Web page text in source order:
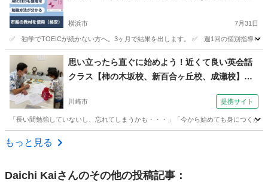
横浜市 7月31日
✅ 独学でTOEICが続かない方へ。3ヶ月で結果を出します。 ✅ 週1回の個別指導+
神奈川 横浜市 TOEIC(R)テスト 弱点
思い立ったら直ぐに始めよう！近くて良い英会話
クラス【柿の木坂校、新百合ヶ丘校、成瀬校】
川崎市 提携サイト
「長い間勉強していないし、忘れてしまうかも・・・」「今から始めても身につく
神奈川 川崎市
もっと見る
Daichi Kaiさんのその他の投稿記事：